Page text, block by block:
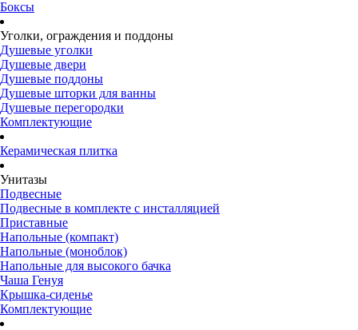
Боксы
Уголки, ограждения и поддоны
Душевые уголки
Душевые двери
Душевые поддоны
Душевые шторки для ванны
Душевые перегородки
Комплектующие
Керамическая плитка
Унитазы
Подвесные
Подвесные в комплекте с инсталляцией
Приставные
Напольные (компакт)
Напольные (моноблок)
Напольные для высокого бачка
Чаша Генуя
Крышка-сиденье
Комплектующие